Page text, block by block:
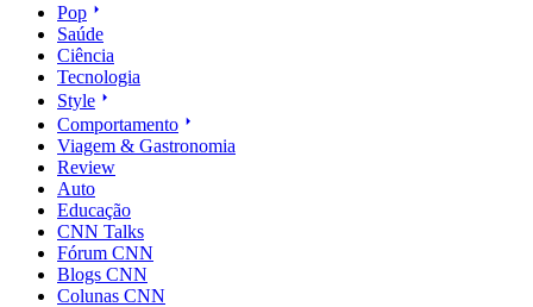
Pop
Saúde
Ciência
Tecnologia
Style
Comportamento
Viagem & Gastronomia
Review
Auto
Educação
CNN Talks
Fórum CNN
Blogs CNN
Colunas CNN